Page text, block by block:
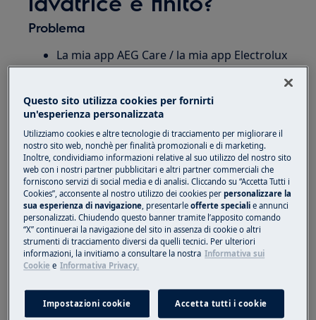
Problema
La mia app AEG Care / la mia app Electrolux
Care avviserà al termine del ciclo?
lavaggio della lavatrice è finito?
Si applica a
lavatrice collegata
Soluzione
1. L'app notificherà la fine del ciclo tramite Push
Notification (PN) *
categorie di notifiche desideri ricevere,
abilitandole o disabilitandole singolarmente
Questo sito utilizza cookies per fornirti
un'esperienza personalizzata
Utilizziamo cookies e altre tecnologie di tracciamento per migliorare il
nostro sito web, nonchè per finalità promozionali e di marketing.
Inoltre, condividiamo informazioni relative al suo utilizzo del nostro sito
web con i nostri partner pubblicitari e altri partner commerciali che
forniscono servizi di social media e di analisi. Cliccando su “Accetta Tutti i
Cookies”, acconsente al nostro utilizzo dei cookies perpersonalizzare la
sua esperienza di navigazione, presentarleofferte speciali e annunci
personalizzati. Chiudendo questo banner tramite l’apposito comando
“X” continuerai la navigazione del sito in assenza di cookie o altri
strumenti di tracciamento diversi da quelli tecnici. Per ulteriori
informazioni, la invitiamo a consultare la nostra Informativa sui
Cookie e Informativa Privacy.
Impostazioni cookie Accetta tutti i cookie